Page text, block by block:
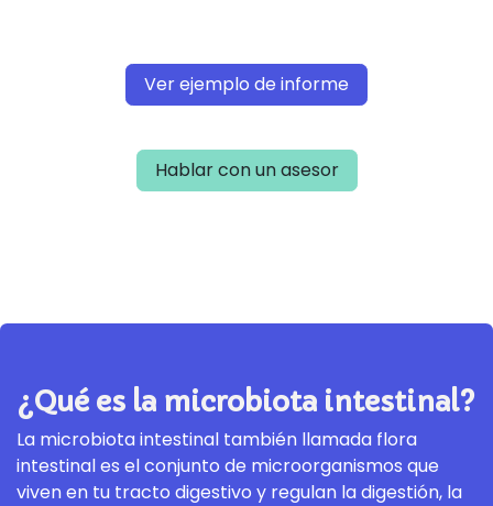
Ver ejemplo de informe
Hablar con un asesor
¿Qué es la microbiota intestinal?
La microbiota intestinal también llamada flora
intestinal es el conjunto de microorganismos que
viven en tu tracto digestivo y regulan la digestión, la